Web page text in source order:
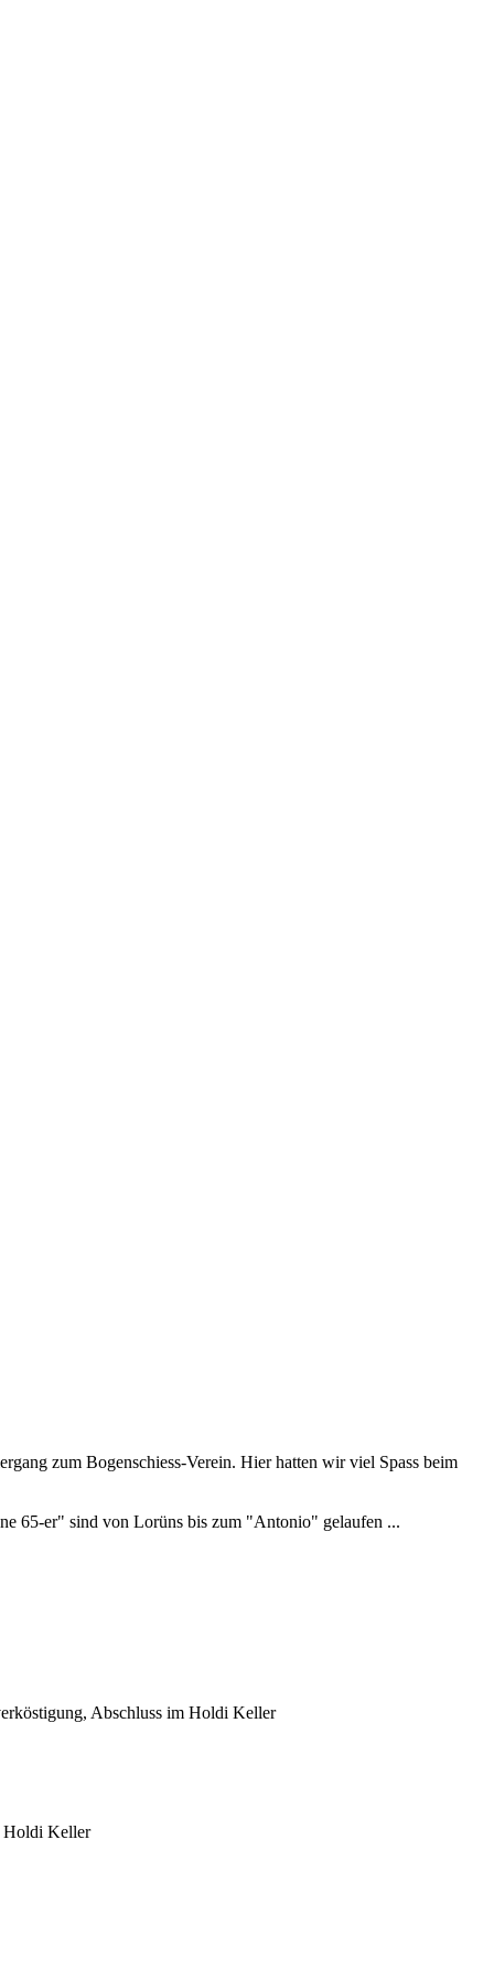
zum Bogenschiess-Verein. Hier hatten wir viel Spass beim
65-er" sind von Lorüns bis zum "Antonio" gelaufen ...
Abschluss im Holdi Keller
Holdi Keller